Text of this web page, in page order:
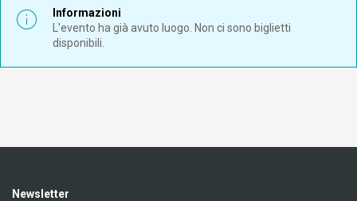
Informazioni
L'evento ha già avuto luogo. Non ci sono biglietti
disponibili.
Newsletter